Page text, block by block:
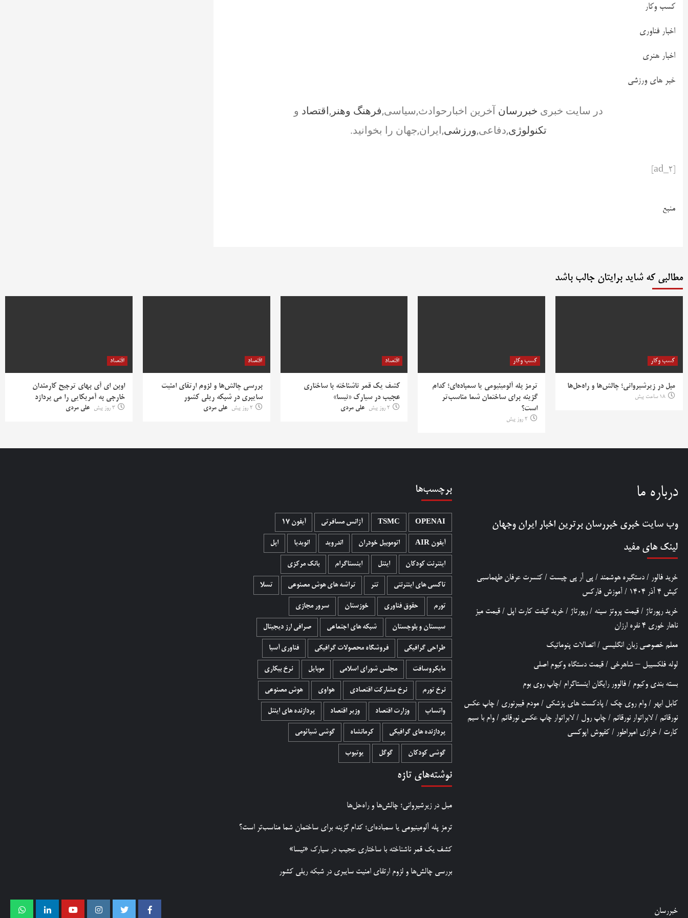
کسب وکار
اخبار فناوری
اخبار هنری
خبر های ورزشی
در سایت خبری خبررسان آخرین اخبارحوادث,سیاسی,فرهنگ وهنر ,اقتصاد و
تکنولوژی,دفاعی,ورزشی,ایران,جهان را بخوانید.
منبع
مطالبی که شاید برایتان جالب باشد
کسب وکار
مبل در زیرشیروانی؛ چالش‌ها و راه‌حل‌ها
18 ساعت پیش
کسب وکار
ترمز پله آلومینیومی یا سمباده‌ای؛ کدام
گزینه برای ساختمان شما مناسب‌تر
است؟
2 روز پیش
اقتصاد
کشف یک قمر ناشناخته با ساختاری
عجیب در سیارک «نیسا»
2 روز پیش علی مردی
اقتصاد
بررسی چالش‌ها و لزوم ارتقای امنیت
سایبری در شبکه ریلی کشور
2 روز پیش علی مردی
اقتصاد
اوپن ای آی بهای ترجیح کارمندان
خارجی به آمریکایی را می پردازد
3 روز پیش علی مردی
درباره ما
وب سایت خبری خبررسان برترین اخبار ایران وجهان
لینک های مفید
خرید فالور / دستگیره هوشمند / پی آر پی چیست / کنسرت عرفان طهماسبی
کیش 4 آذر 1404
/ آموزش فارکس
خرید رپورتاژ / قیمت پروتز سینه /رپورتاژ / خرید گیفت کارت اپل / قیمت میز
ناهار خوری 4 نفره ارزان
معلم خصوصی زبان انگلیسی / اتصالات پنوماتیک
لوله فلکسیبل – شاهرخی / قیمت دستگاه وکیوم اصلی
بسته بندی وکیوم / فالوور رایگان اینستاگرام /چاپ روی بوم
کابل ابهر / وام روی چک / پادکست های پزشکی / مودم فیبرنوری / چاپ عکس
نورقائم / لابراتوار نورقائم / چاپ رول / لابراتوار چاپ عکس نورقائم / وام با سیم
کارت / خرازی امپراطور / کفپوش اپوکسی
برچسب‌ها
OPENAI
TSMC آژانس مسافرتی آیفون 17
آیفون AIR اتوموبیل خودران اندروید انویدیا اپل
اینترنت کودکان اینتل اینستاگرام بانک مرکزی
تاکسی های اینترنتی تتر تراشه های هوش مصنوعی تسلا
تورم حقوق فناوری خوزستان سرور مجازی
سیستان و بلوچستان شبکه های اجتماعی صرافی ارز دیجیتال
طراحی گرافیکی فروشگاه محصولات گرافيکی فناوری آسیا
مایکروسافت مجلس شورای اسلامی موبایل نرخ بیکاری
نرخ تورم نرخ مشارکت اقتصادی هواوی هوش مصنوعی
واتساپ وزارت اقتصاد وزیر اقتصاد پردازنده های اینتل
پردازنده های گرافیکی کرمانشاه گوشی شیائومی
گوشی کودکان گوگل یوتیوب
نوشته‌های تازه
مبل در زیرشیروانی؛ چالش‌ها و راه‌حل‌ها
ترمز پله آلومینیومی یا سمباده‌ای؛ کدام گزینه برای ساختمان شما مناسب‌تر است؟
کشف یک قمر ناشناخته با ساختاری عجیب در سیارک «نیسا»
بررسی چالش‌ها و لزوم ارتقای امنیت سایبری در شبکه ریلی کشور
خبررسان